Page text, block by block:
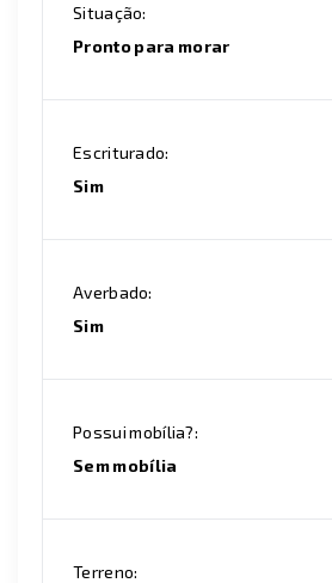
Situação:
Pronto para morar
Escriturado:
Sim
Averbado:
Sim
Possui mobília?:
Sem mobília
Terreno: